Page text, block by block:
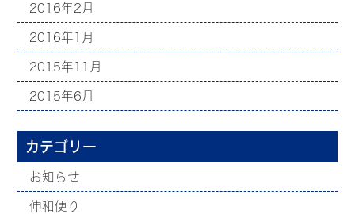
2016年2月
2016年1月
2015年11月
2015年6月
カテゴリー
お知らせ
伸和便り